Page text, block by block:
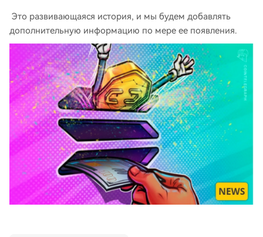
Это развивающаяся история, и мы будем добавлять
дополнительную информацию по мере ее появления.